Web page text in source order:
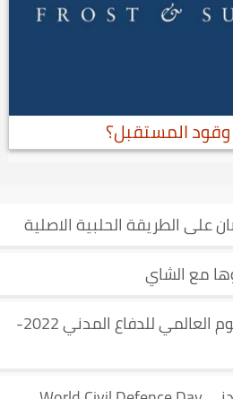
المستقبل؟
الطريقة الحلبية الاصلية
مع الشاي
بدقة عالية PDF شعار اليوم العالمي للدفاع المدني 2022-